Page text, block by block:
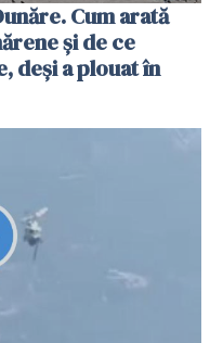
Cum arată
și de ce
deși a plouat în